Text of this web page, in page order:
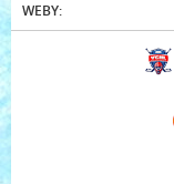
WEBY: